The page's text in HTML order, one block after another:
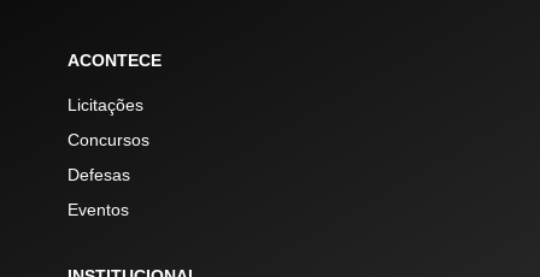
ACONTECE
Licitações
Concursos
Defesas
Eventos